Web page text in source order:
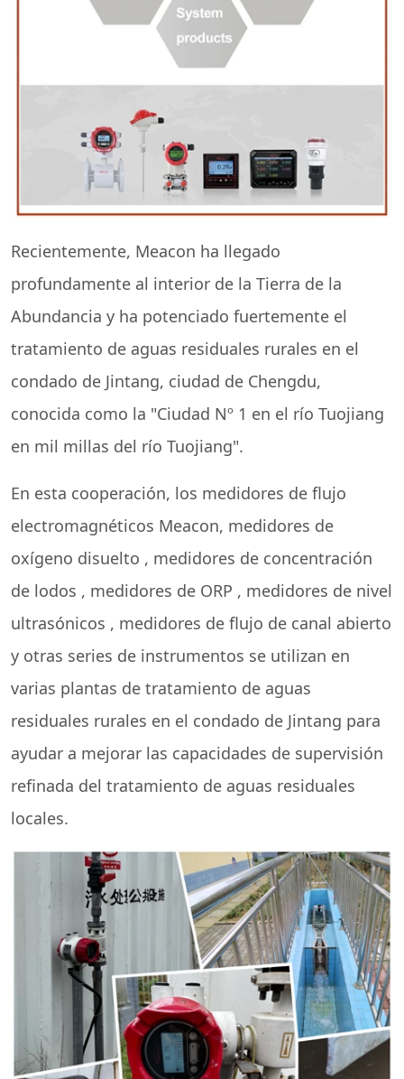
Recientemente, Meacon ha llegado
profundamente al interior de la Tierra de la
Abundancia y ha potenciado fuertemente el
tratamiento de aguas residuales rurales en el
condado de Jintang, ciudad de Chengdu,
conocida como la "Ciudad Nº 1 en el río Tuojiang
en mil millas del río Tuojiang".
En esta cooperación, los medidores de flujo
electromagnéticos Meacon, medidores de
oxígeno disuelto , medidores de concentración
de lodos , medidores de ORP , medidores de nivel
ultrasónicos , medidores de flujo de canal abierto
y otras series de instrumentos se utilizan en
varias plantas de tratamiento de aguas
residuales rurales en el condado de Jintang para
ayudar a mejorar las capacidades de supervisión
refinada del tratamiento de aguas residuales
locales.